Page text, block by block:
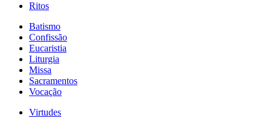
Ritos
Batismo
Confissão
Eucaristia
Liturgia
Missa
Sacramentos
Vocação
Virtudes